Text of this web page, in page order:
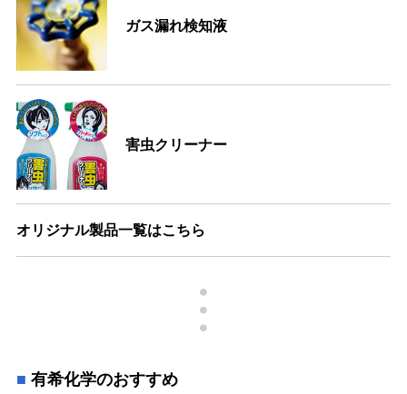
ガス漏れ検知液
害虫クリーナー
オリジナル製品一覧はこちら
有希化学のおすすめ